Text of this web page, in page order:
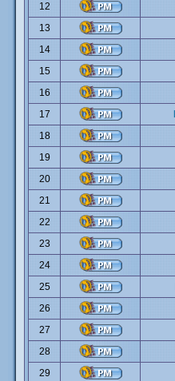
12
13
14
15
16
17
18
19
20
21
22
23
24
25
26
27
28
29